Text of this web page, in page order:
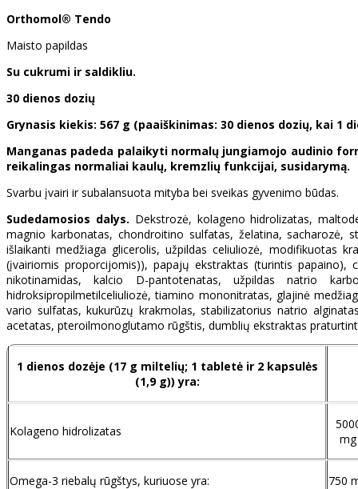
Orthomol® Tendo
Maisto papildas
Su cukrumi ir saldikliu.
30 dienos dozių
Grynasis kiekis: 567 g (paaiškinimas: 30 dienos dozių, kai 1
Manganas padeda palaikyti normalų jungiamojo audinio
reikalingas normaliai kaulų, kremzlių funkcijai, susidarymą.
Svarbu įvairi ir subalansuota mityba bei sveikas gyvenimo būdas.
Sudedamosios dalys. Dekstrozė, kolageno hidrolizatas,
magnio karbonatas, chondroitino sulfatas, želatina, sacharozė,
išlaikanti medžiaga glicerolis, užpildas celiuliozė, modifikuotas
(įvairiomis proporcijomis)), papajų ekstraktas (turintis
nikotinamidas, kalcio D-pantotenatas, užpildas natrio
hidroksipropilmetilceliuliozė, tiamino mononitratas, glajinė
vario sulfatas, kukurūzų krakmolas, stabilizatorius natrio
acetatas, pteroilmonoglutamo rūgštis, dumblių ekstraktas
1 dienos dozėje (17 g miltelių; 1 tabletė ir 2 kapsulės
(1,9 g)) yra:
Kolageno hidrolizatas
mg
Omega-3 riebalų rūgštys, kuriuose yra:
750